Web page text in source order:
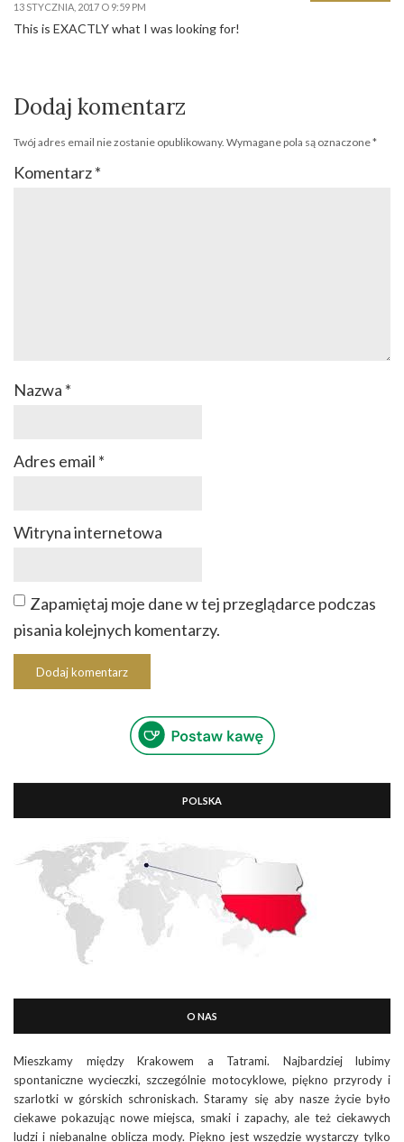
13 STYCZNIA, 2017 O 9:59 PM
This is EXACTLY what I was looking for!
Dodaj komentarz
Twój adres email nie zostanie opublikowany. Wymagane pola są oznaczone*
Komentarz*
Nazwa *
Adres email *
Witryna internetowa
Zapamiętaj moje dane w tej przeglądarce podczas
pisania kolejnych komentarzy.
POLSKA
O NAS
Mieszkamy między Krakowem a Tatrami. Najbardziej lubimy
spontaniczne wycieczki, szczególnie motocyklowe, piękno przyrody i
szarlotki w górskich schroniskach. Staramy się aby nasze życie było
ciekawe pokazując nowe miejsca, smaki i zapachy, ale też ciekawych
ludzi i niebanalne oblicza mody. Piękno jest wszędzie wystarczy tylko